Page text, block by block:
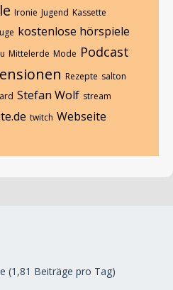
Ironie Jugend Kassette
kostenlose hörspiele
Mittelerde Mode Podcast
Rezepte salton
Stefan Wolf stream
twitch Webseite
(1,81 Beiträge pro Tag)